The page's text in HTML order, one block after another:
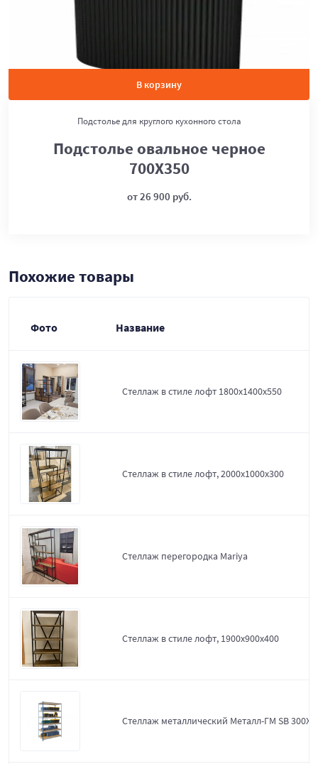
В корзину
Подстолье для круглого кухонного стола
Подстолье овальное черное
700Х350
от 26 900 руб.
Похожие товары
Фото Название
Стеллаж в стиле лофт 1800х1400х550
Стеллаж в стиле лофт, 2000х1000х300
Стеллаж перегородка Mariya
Стеллаж в стиле лофт, 1900х900х400
Стеллаж металлический Металл-ГМ SB